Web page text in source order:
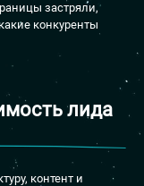
застряли,
конкуренты
лида
контент и